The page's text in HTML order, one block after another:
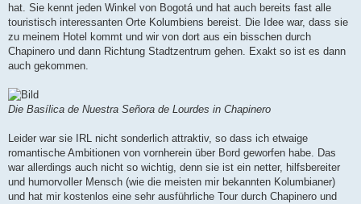
hat. Sie kennt jeden Winkel von Bogotá und hat auch bereits fast alle
touristisch interessanten Orte Kolumbiens bereist. Die Idee war, dass sie
zu meinem Hotel kommt und wir von dort aus ein bisschen durch
Chapinero und dann Richtung Stadtzentrum gehen. Exakt so ist es dann
auch gekommen.
Die Basílica de Nuestra Señora de Lourdes in Chapinero
Leider war sie IRL nicht sonderlich attraktiv, so dass ich etwaige
romantische Ambitionen von vornherein über Bord geworfen habe. Das
war allerdings auch nicht so wichtig, denn sie ist ein netter, hilfsbereiter
und humorvoller Mensch (wie die meisten mir bekannten Kolumbianer)
und hat mir kostenlos eine sehr ausführliche Tour durch Chapinero und